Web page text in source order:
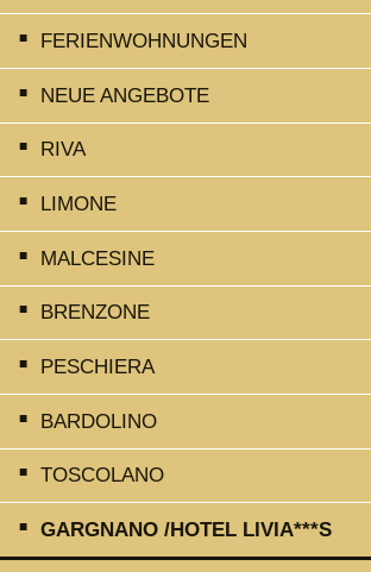
FERIENWOHNUNGEN
NEUE ANGEBOTE
RIVA
LIMONE
MALCESINE
BRENZONE
PESCHIERA
BARDOLINO
TOSCOLANO
GARGNANO /HOTEL LIVIA***S